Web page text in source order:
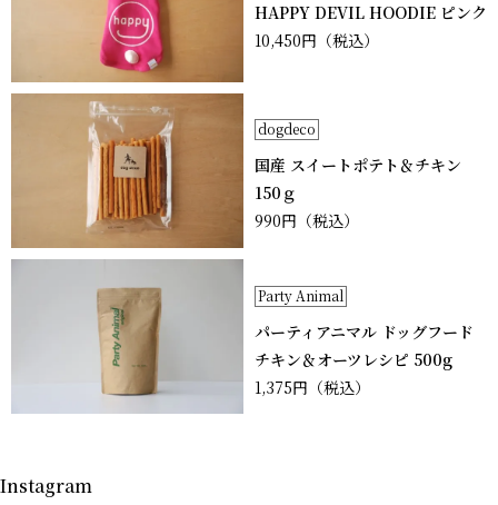
HAPPY DEVIL HOODIE ピンク
10,450円 （税込）
dogdeco
国産 スイートポテト＆チキン
150ｇ
990円 （税込）
Party Animal
パーティアニマル ドッグフード
チキン＆オーツレシピ 500g
1,375円 （税込）
Instagram